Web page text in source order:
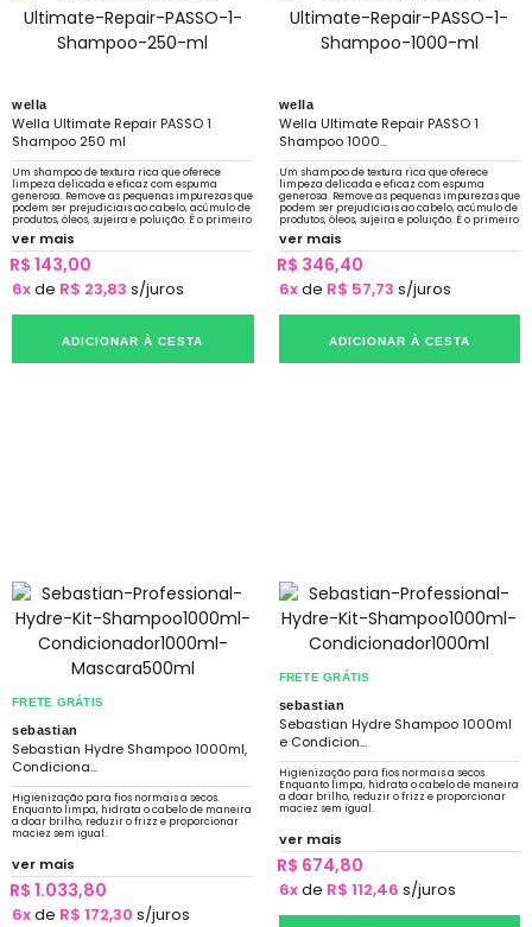
wella
Wella Ultimate Repair PASSO 1
Shampoo 250 ml
Um shampoo de textura rica que oferece
limpeza delicada e eficaz com espuma
generosa. Remove as pequenas impurezas que
podem ser prejudiciais ao cabelo, acúmulo de
produtos, óleos, sujeira e poluição. É o primeiro
passo para reconstrução dos fios.
ver mais
R$ 143,00
6xde R$ 23,83 s/juros
ADICIONAR À CESTA
wella
Wella Ultimate Repair PASSO 1
Shampoo 1000...
Um shampoo de textura rica que oferece
limpeza delicada e eficaz com espuma
generosa. Remove as pequenas impurezas que
podem ser prejudiciais ao cabelo, acúmulo de
produtos, óleos, sujeira e poluição. É o primeiro
passo para reconstrução dos fios.
ver mais
R$ 346,40
6xde R$ 57,73 s/juros
ADICIONAR À CESTA
FRETE GRÁTIS
sebastian
Sebastian Hydre Shampoo 1000ml,
Condiciona...
Higienização para fios normais a secos.
Enquanto limpa, hidrata o cabelo de maneira
a doar brilho, reduzir o frizz e proporcionar
maciez sem igual.
ver mais
R$ 1.033,80
6xde R$ 172,30 s/juros
FRETE GRÁTIS
sebastian
Sebastian Hydre Shampoo 1000ml
e Condicion...
Higienização para fios normais a secos.
Enquanto limpa, hidrata o cabelo de maneira
a doar brilho, reduzir o frizz e proporcionar
maciez sem igual.
ver mais
R$ 674,80
6xde R$ 112,46 s/juros